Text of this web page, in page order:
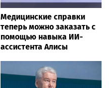
Медицинские справки
теперь можно заказать с
помощью навыка ИИ-
ассистента Алисы